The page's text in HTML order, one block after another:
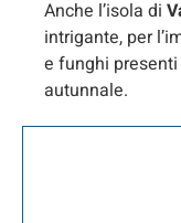
Anche l’isola di
intrigante, per
e funghi
autunnale.